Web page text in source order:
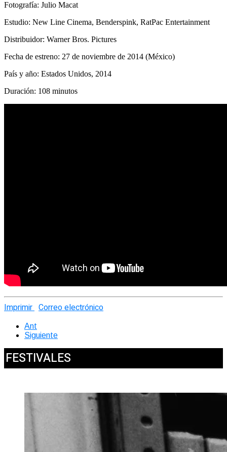
Fotografía: Julio Macat
Estudio: New Line Cinema, Benderspink, RatPac Entertainment
Distribuidor: Warner Bros. Pictures
Fecha de estreno: 27 de noviembre de 2014 (México)
País y año: Estados Unidos, 2014
Duración: 108 minutos
Imprimir Correo electrónico
Ant
Siguiente
FESTIVALES